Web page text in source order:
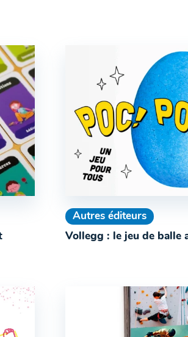
Autres éditeurs
Vollegg : le jeu de balle